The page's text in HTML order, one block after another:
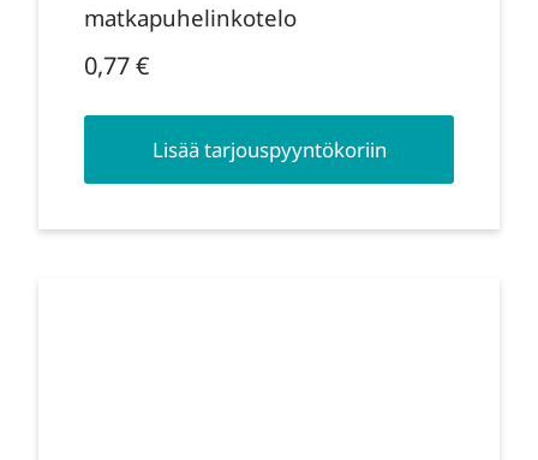
matkapuhelinkotelo
0,77€
Lisää tarjouspyyntökoriin